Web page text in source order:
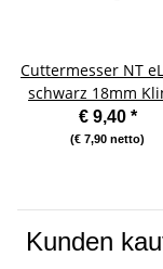
Cuttermesser NT
schwarz 18mm
€ 9,40 *
(€ 7,90 netto)
Kunden